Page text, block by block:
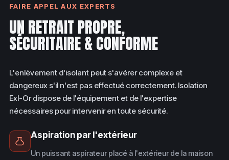
FAIRE APPEL AUX EXPERTS
UN RETRAIT PROPRE,
SÉCURITAIRE & CONFORME
L'enlèvement d'isolant peut s'avérer complexe et
dangereux s'il n'est pas effectué correctement. Isolation
Exl-Or dispose de l'équipement et de l'expertise
nécessaires pour intervenir en toute sécurité.
Aspiration par l'extérieur
Un puissant aspirateur placé à l'extérieur de la maison